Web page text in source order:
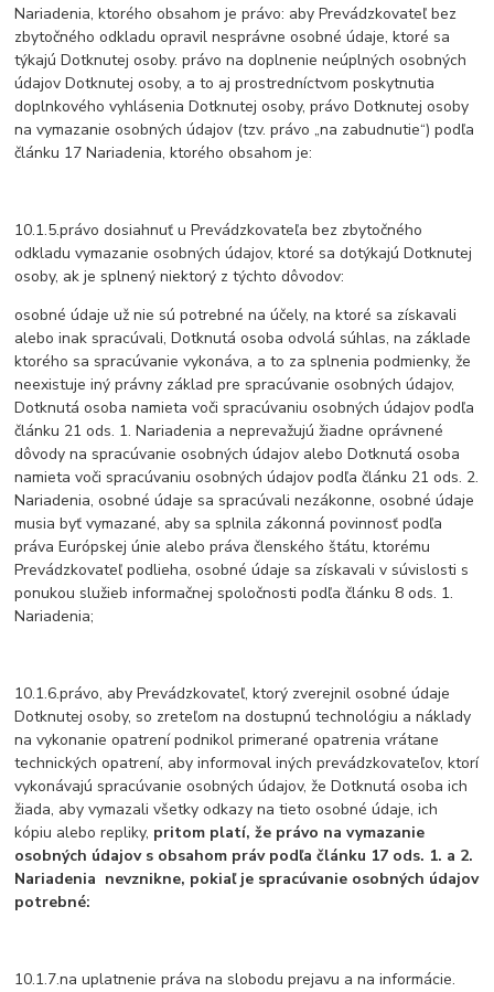
Nariadenia, ktorého obsahom je právo: aby Prevádzkovateľ bez
zbytočného odkladu opravil nesprávne osobné údaje, ktoré sa
týkajú Dotknutej osoby. právo na doplnenie neúplných osobných
údajov Dotknutej osoby, a to aj prostredníctvom poskytnutia
doplnkového vyhlásenia Dotknutej osoby, právo Dotknutej osoby
na vymazanie osobných údajov (tzv. právo „na zabudnutie“) podľa
článku 17 Nariadenia, ktorého obsahom je:
10.1.5.právo dosiahnuť u Prevádzkovateľa bez zbytočného
odkladu vymazanie osobných údajov, ktoré sa dotýkajú Dotknutej
osoby, ak je splnený niektorý z týchto dôvodov:
osobné údaje už nie sú potrebné na účely, na ktoré sa získavali
alebo inak spracúvali, Dotknutá osoba odvolá súhlas, na základe
ktorého sa spracúvanie vykonáva, a to za splnenia podmienky, že
neexistuje iný právny základ pre spracúvanie osobných údajov,
Dotknutá osoba namieta voči spracúvaniu osobných údajov podľa
článku 21 ods. 1. Nariadenia a neprevažujú žiadne oprávnené
dôvody na spracúvanie osobných údajov alebo Dotknutá osoba
namieta voči spracúvaniu osobných údajov podľa článku 21 ods. 2.
Nariadenia, osobné údaje sa spracúvali nezákonne, osobné údaje
musia byť vymazané, aby sa splnila zákonná povinnosť podľa
práva Európskej únie alebo práva členského štátu, ktorému
Prevádzkovateľ podlieha, osobné údaje sa získavali v súvislosti s
ponukou služieb informačnej spoločnosti podľa článku 8 ods. 1.
Nariadenia;
10.1.6.právo, aby Prevádzkovateľ, ktorý zverejnil osobné údaje
Dotknutej osoby, so zreteľom na dostupnú technológiu a náklady
na vykonanie opatrení podnikol primerané opatrenia vrátane
technických opatrení, aby informoval iných prevádzkovateľov, ktorí
vykonávajú spracúvanie osobných údajov, že Dotknutá osoba ich
žiada, aby vymazali všetky odkazy na tieto osobné údaje, ich
kópiu alebo repliky, pritom platí, že právo na vymazanie
osobných údajov s obsahom práv podľa článku 17 ods. 1. a 2.
Nariadenia nevznikne, pokiaľ je spracúvanie osobných údajov
potrebné:
10.1.7.na uplatnenie práva na slobodu prejavu a na informácie.